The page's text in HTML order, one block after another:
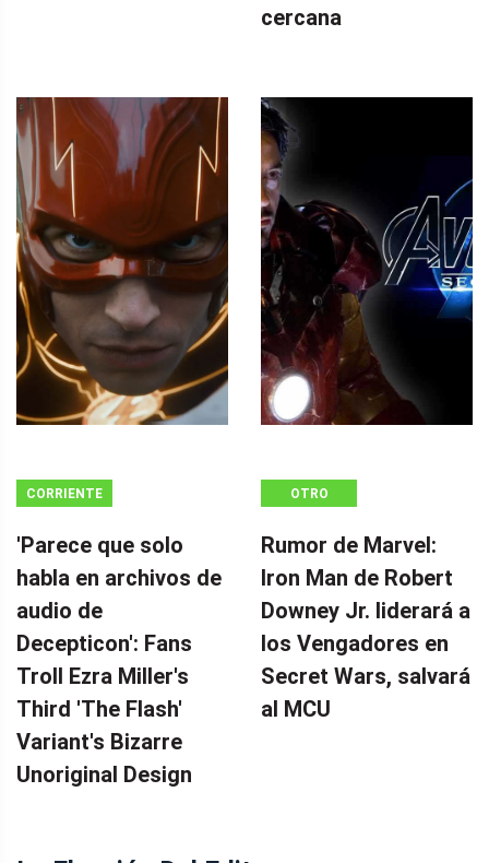
cercana
CORRIENTE
'Parece que solo
habla en archivos de
audio de
Decepticon': Fans
Troll Ezra Miller's
Third 'The Flash'
Variant's Bizarre
Unoriginal Design
OTRO
Rumor de Marvel:
Iron Man de Robert
Downey Jr. liderará a
los Vengadores en
Secret Wars, salvará
al MCU